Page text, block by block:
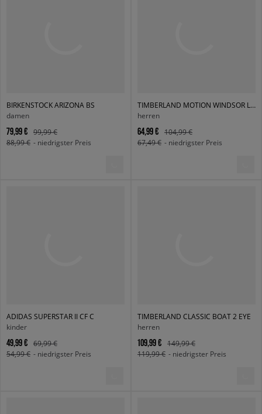
BIRKENSTOCK ARIZONA BS
damen
79,99 €
99,99 €
88,99 € - niedrigster Preis
TIMBERLAND MOTION WINDSOR LOW LACE SNEAKER
herren
64,99 €
104,99 €
67,49 € - niedrigster Preis
ADIDAS SUPERSTAR II CF C
kinder
49,99 €
69,99 €
54,99 € - niedrigster Preis
TIMBERLAND CLASSIC BOAT 2 EYE
herren
109,99 €
149,99 €
119,99 € - niedrigster Preis